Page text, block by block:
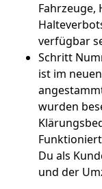
Fahrzeuge,
verfügbar
Schritt
ist im
wurden
Du als
und der